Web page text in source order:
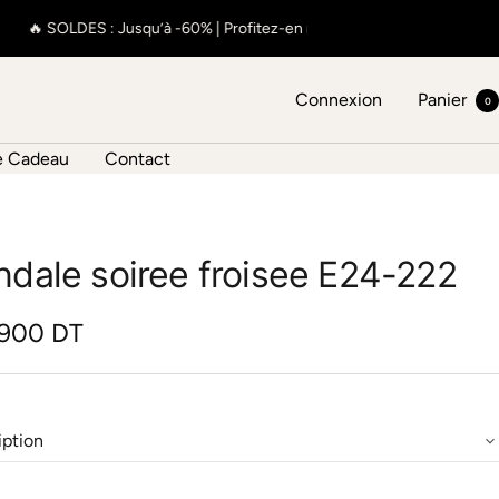
🔥 SOLDES : Jusqu’à -60% | Profitez-en maintenant ✨
Connexion Panier 0
Cadeau Contact
soiree froisee E24-222
DT